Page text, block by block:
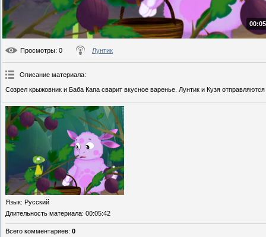
Просмотры: 0 Лунтик
Описание материала:
Созрел крыжовник и Баба Капа сварит вкусное варенье. Лунтик и Кузя
Язык: Русский
Длительность материала: 00:05:42
Всего комментариев: 0